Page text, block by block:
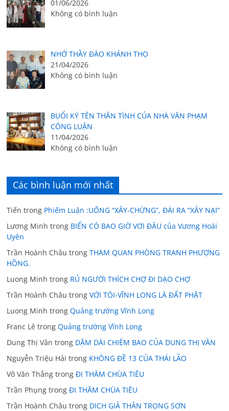
01/06/2026
Không có bình luận
NHỚ THẦY ĐÀO KHÁNH THỌ
21/04/2026
Không có bình luận
BUỔI KÝ TÊN THÂN TÌNH CỦA NHÀ VĂN PHẠM
CÔNG LUẬN
11/04/2026
Không có bình luận
Các bình luận mới nhất
Tiến trong Phiếm Luận :UỐNG “XÂY-CHỪNG”, ĐÁI RA “XÂY NẠI”
Lương Minh trong BIỂN CÓ BAO GIỜ VƠI ĐÂU của Vương Hoài
Uyên
Trần Hoành Châu trongTHAM QUAN PHÒNG TRANH PHƯỢNG
HỒNG.
Luong Minh trong RỦ NGƯỜI THÍCH CHỢ ĐI DẠO CHỢ
Trần Hoành Châu trongVỚI TÔI-VĨNH LONG LÀ ĐẤT PHẬT
Luong Minh trongQuảng trường Vĩnh Long
Franc Lê trongQuảng trường Vĩnh Long
Dung Thị Vân trong DẶM DÀI CHIÊM BAO CỦA DUNG THỊ VÂN
Nguyễn Triệu Hải trong KHÔNG ĐỀ 13 CỦA THÁI LÃO
Võ Văn Thắng trongĐI THĂM CHÙA TIÊU
Trần Phụng trongĐI THĂM CHÙA TIÊU
Trần Hoành Châu trong DICH GIẢ THÂN TRỌNG SƠN